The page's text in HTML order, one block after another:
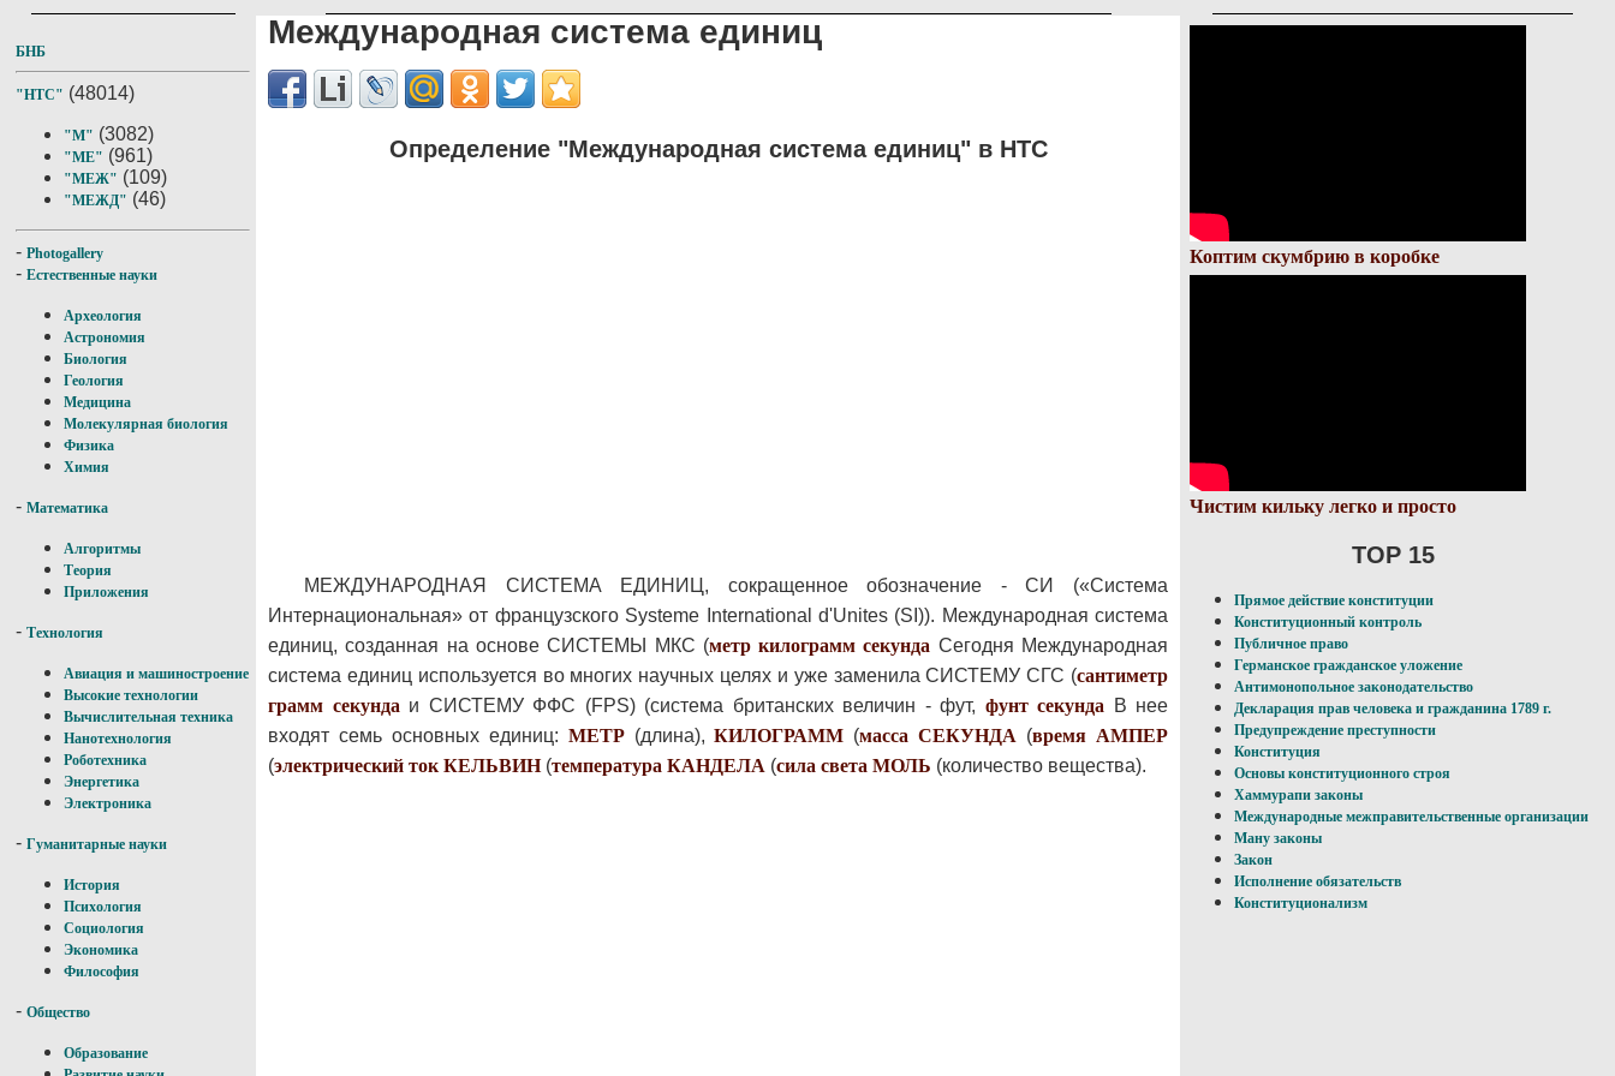
БНБ
"НТС" (48014)
"М" (3082)
"МЕ" (961)
"МЕЖ" (109)
"МЕЖД" (46)
- Photogallery
- Естественные науки
Археология
Астрономия
Биология
Геология
Медицина
Молекулярная биология
Физика
Химия
- Математика
Алгоритмы
Теория
Приложения
- Технология
Авиация и машиностроение
Высокие технологии
Вычислительная техника
Нанотехнология
Роботехника
Энергетика
Электроника
- Гуманитарные науки
История
Психология
Социология
Экономика
Философия
- Общество
Образование
Международная система единиц
Определение "Международная система единиц" в НТС
МЕЖДУНАРОДНАЯ СИСТЕМА ЕДИНИЦ, сокращенное обозначение - СИ («Система
Интернациональная» от французского Systeme International d'Unites (SI)). Международная система
единиц, созданная на основе СИСТЕМЫ МКС (метр килограмм секунда Сегодня Международная
система единиц используется во многих научных целях и уже заменила СИСТЕМУ СГС (сантиметр
грамм секунда и СИСТЕМУ ФФС (FPS) (система британских величин - фут, фунт секунда В нее
входят семь основных единиц: МЕТР(длина),КИЛОГРАММ (масса СЕКУНДА (время АМПЕР
(электрический ток КЕЛЬВИН(температура КАНДЕЛА (сила света МОЛЬ (количество вещества).
Коптим скумбрию в коробке
Чистим кильку легко и просто
TOP 15
Прямое действие конституции
Конституционный контроль
Публичное право
Германское гражданское уложение
Антимонопольное законодательство
Декларация прав человека и гражданина 1789 г.
Предупреждение преступности
Конституция
Основы конституционного строя
Хаммурапи законы
Международные межправительственные организации
Ману законы
Закон
Исполнение обязательств
Конституционализм